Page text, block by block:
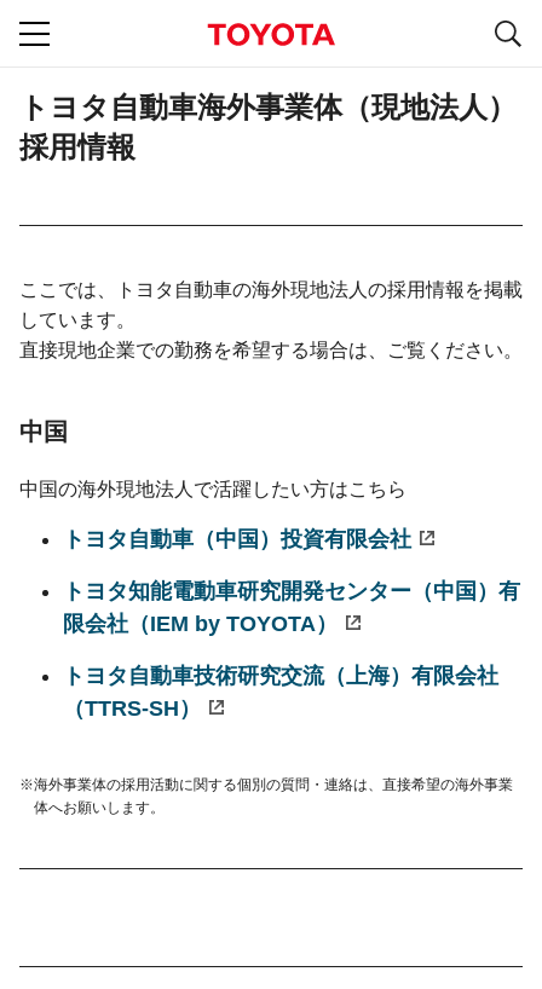
トヨタ自動車海外事業体（現地法人）
採用情報
ここでは、トヨタ自動車の海外現地法人の採用情報を掲載
しています。
直接現地企業での勤務を希望する場合は、ご覧ください。
中国
中国の海外現地法人で活躍したい方はこちら
トヨタ自動車（中国）投資有限会社
トヨタ知能電動車研究開発センター（中国）有
限会社 （IEM by TOYOTA）
トヨタ自動車技術研究交流（上海）有限会社
（TTRS-SH）
海外事業体の採用活動に関する個別の質問・連絡は、直接希望の海外事業
体へお願いします。